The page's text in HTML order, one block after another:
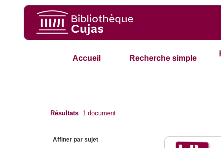
Accueil Recherche simple
Résultats 1 document
Affiner par sujet